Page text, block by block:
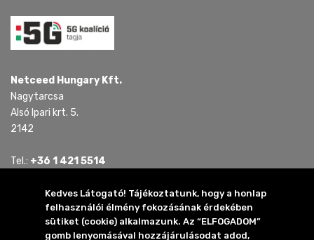
Netceed Hungary Kft.
Nagytarcsa
Alsó Ipari krt. 5.
2142
Tel.: +36 1 421 5514
mail.hu @ netceed.com
2024 Netceed Hungary Kft.
Kedves Látogató! Tájékoztatunk, hogy a honlap
felhasználói élmény fokozásának érdekében
sütiket (cookie) alkalmazunk. Az “ELFOGADOM”
gomb lenyomásával hozzájárulásodat adod,